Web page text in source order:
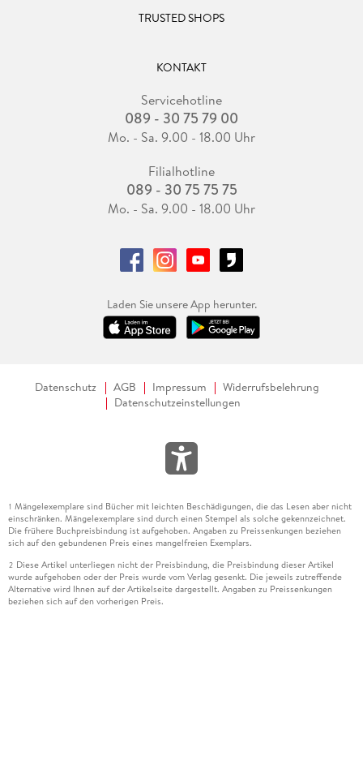
TRUSTED SHOPS
KONTAKT
Servicehotline
089 - 30 75 79 00
Mo. - Sa. 9.00 - 18.00 Uhr
Filialhotline
089 - 30 75 75 75
Mo. - Sa. 9.00 - 18.00 Uhr
Laden Sie unsere App herunter.
Datenschutz AGB Impressum
Widerrufsbelehrung
Datenschutzeinstellungen
1 Mängelexemplare sind Bücher mit leichten Beschädigungen, die das Lesen aber nicht
einschränken. Mängelexemplare sind durch einen Stempel als solche gekennzeichnet.
Die frühere Buchpreisbindung ist aufgehoben. Angaben zu Preissenkungen beziehen
sich auf den gebundenen Preis eines mangelfreien Exemplars.
2 Diese Artikel unterliegen nicht der Preisbindung, die Preisbindung dieser Artikel
wurde aufgehoben oder der Preis wurde vom Verlag gesenkt. Die jeweils zutreffende
Alternative wird Ihnen auf der Artikelseite dargestellt. Angaben zu Preissenkungen
beziehen sich auf den vorherigen Preis.